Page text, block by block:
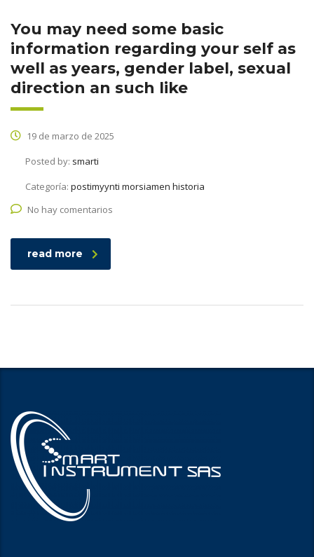
You may need some basic
information regarding your self as
well as years, gender label, sexual
direction an such like
19 de marzo de 2025
Posted by: smarti
Categoría: postimyynti morsiamen historia
No hay comentarios
read more